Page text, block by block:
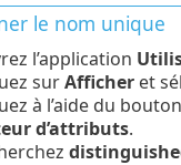
le nom unique
l’application
surAfficheret
à l’aide du
d’attributs.